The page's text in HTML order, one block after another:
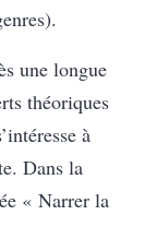
une longue
théoriques
à
Dans la
« Narrer la